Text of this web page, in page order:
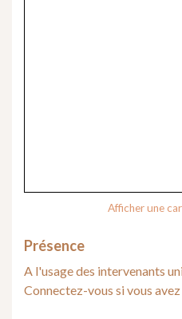
Afficher une
Présence
A l'usage des intervenants
Connectez-vous si vous